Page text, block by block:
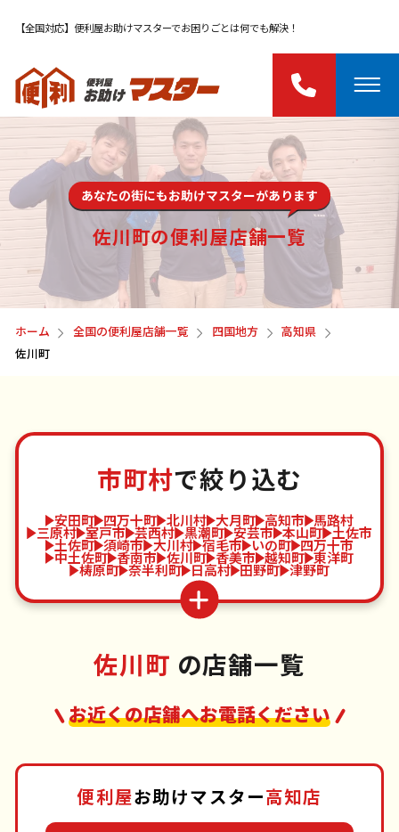
【全国対応】便利屋お助けマスターでお困りごとは何でも解決！
あなたの街にもお助けマスターがあります
佐川町の便利屋店舗一覧
ホーム 全国の便利屋店舗一覧 四国地方
高知県
佐川町
市町村で絞り込む
安田町 四万十町 北川村 大月町 高知市 馬路村
三原村 室戸市 芸西村 黒潮町 安芸市 本山町 土佐市
土佐町 須崎市 大川村 宿毛市 いの町 四万十市
中土佐町 香南市 佐川町 香美市 越知町 東洋町
梼原町 奈半利町 日高村 田野町 津野町
佐川町 の店舗一覧
お近くの店舗へお電話ください
便利屋お助けマスター高知店